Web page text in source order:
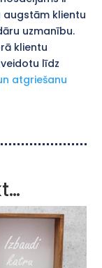
klientu
uzmanību.
klientu
līdz
atgriešanu